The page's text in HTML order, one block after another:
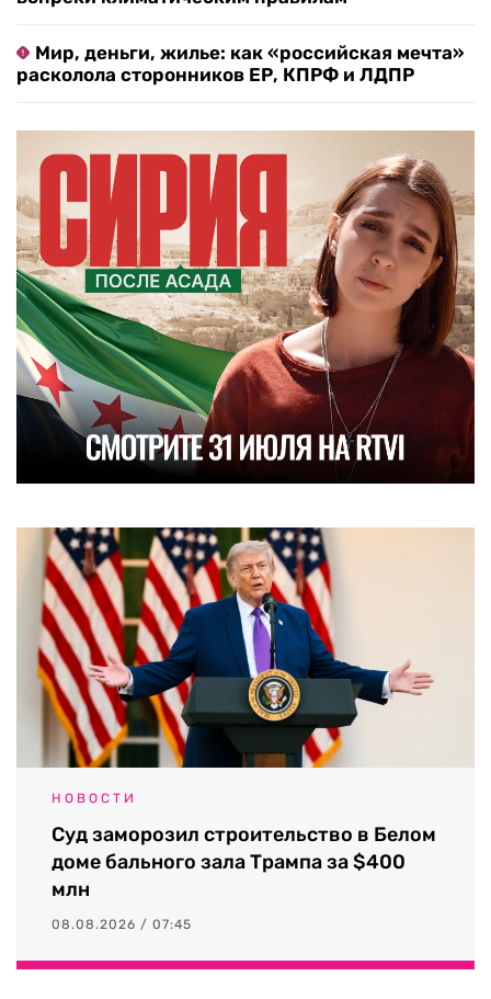
Мир, деньги, жилье: как «российская мечта»
расколола сторонников ЕР, КПРФ и ЛДПР
НОВОСТИ
Суд заморозил строительство в Белом
доме бального зала Трампа за $400
млн
08.08.2026 / 07:45